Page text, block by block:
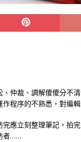
仲裁、調解傻傻分不
程序的不熟悉，對編
應立刻整理筆記，拍
者……